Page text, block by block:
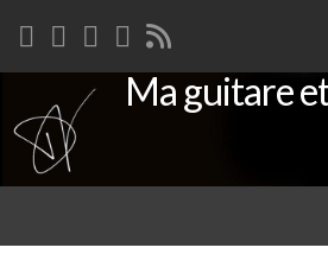
Search for:
Ma guitare